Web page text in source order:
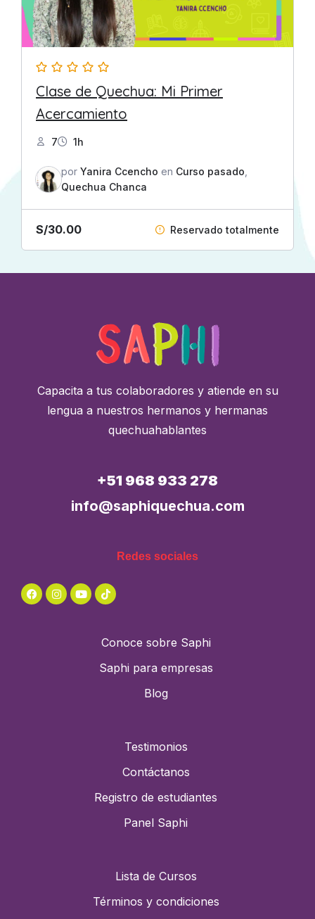
Clase de Quechua: Mi Primer
Acercamiento
7 1h
por Yanira Ccencho en Curso pasado
Quechua Chanca
S/30.00 Reservado totalmente
Capacita a tus colaboradores y atiende en su
lengua a nuestros hermanos y hermanas
quechuahablantes
+51 968 933 278
info@saphiquechua.com
Redes sociales
Conoce sobre Saphi
Saphi para empresas
Blog
Testimonios
Contáctanos
Registro de estudiantes
Panel Saphi
Lista de Cursos
Términos y condiciones